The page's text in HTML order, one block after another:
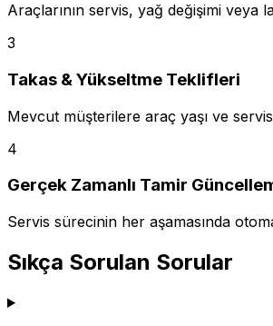
Araçlarının servis, yağ değişimi
3
Takas & Yükseltme Teklifleri
Mevcut müşterilere araç yaşı ve
4
Gerçek Zamanlı Tamir
Servis sürecinin her aşamasında
Sıkça Sorulan Sorular